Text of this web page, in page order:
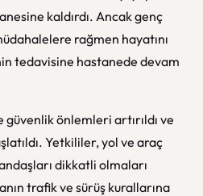
kaldırdı. Ancak genç
rağmen hayatını
tedavisine hastanede devam
güvenlik önlemleri artırıldı ve
Yetkililer, yol ve araç
dikkatli olmaları
trafik ve sürüş kurallarına